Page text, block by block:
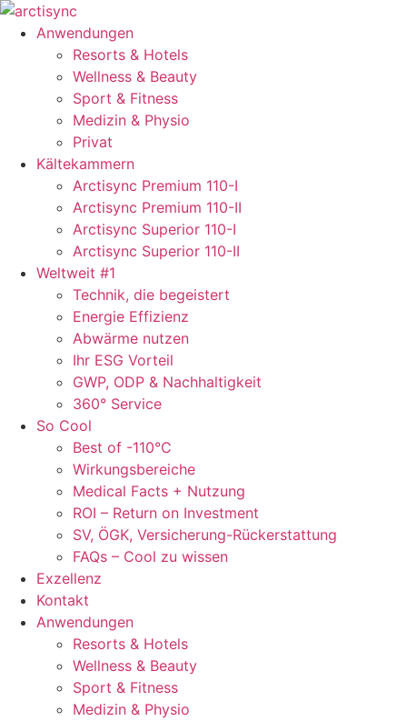
Zum
Inhalt
springen
Anwendungen
Resorts & Hotels
Wellness & Beauty
Sport & Fitness
Medizin & Physio
Privat
Kältekammern
Arctisync Premium 110-I
Arctisync Premium 110-II
Arctisync Superior 110-I
Arctisync Superior 110-II
Weltweit #1
Technik, die begeistert
Energie Effizienz
Abwärme nutzen
Ihr ESG Vorteil
GWP, ODP & Nachhaltigkeit
360° Service
So Cool
Best of -110°C
Wirkungsbereiche
Medical Facts + Nutzung
ROI – Return on Investment
SV, ÖGK, Versicherung-Rückerstattung
FAQs – Cool zu wissen
Exzellenz
Kontakt
Anwendungen
Resorts & Hotels
Wellness & Beauty
Sport & Fitness
Medizin & Physio